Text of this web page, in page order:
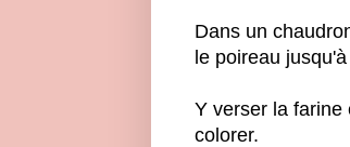
Dans un
le poireau
Y verser la farine
colorer.